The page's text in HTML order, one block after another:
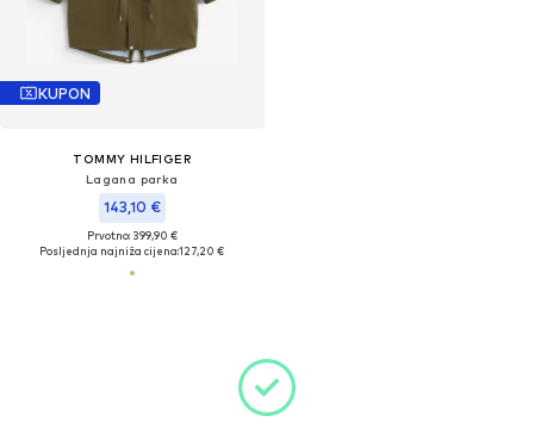
KUPON
TOMMY HILFIGER
Lagana parka
143,10 €
Prvotno: 399,90 €
Posljednja najniža cijena:127,20 €